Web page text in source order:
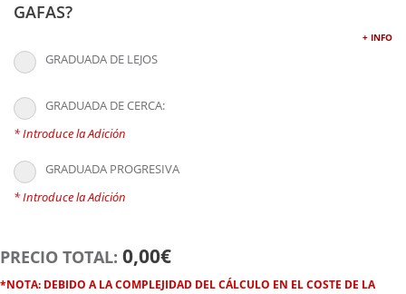
GAFAS?
+ INFO
GRADUADA DE LEJOS
GRADUADA DE CERCA:
* Introduce la Adición
GRADUADA PROGRESIVA
* Introduce la Adición
PRECIO TOTAL: 0,00€
*NOTA: DEBIDO A LA COMPLEJIDAD DEL CÁLCULO EN EL COSTE DE LA